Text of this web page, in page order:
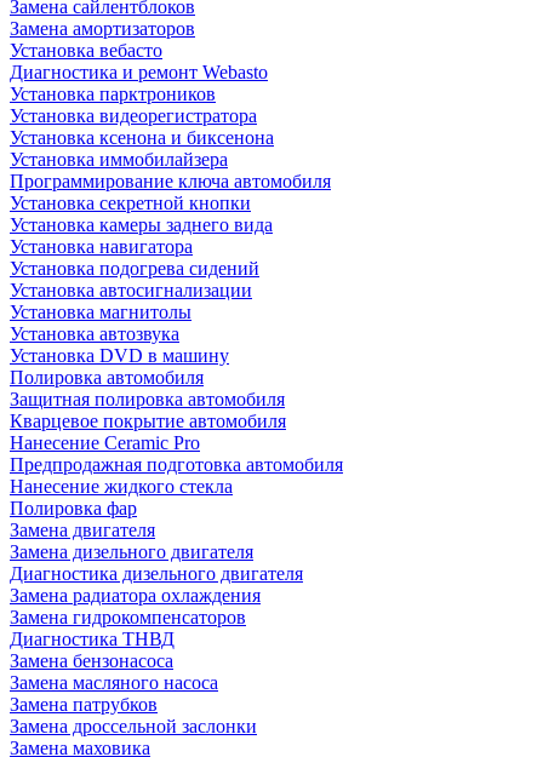
Замена сайлентблоков
Замена амортизаторов
Установка вебасто
Диагностика и ремонт Webasto
Установка парктроников
Установка видеорегистратора
Установка ксенона и биксенона
Установка иммобилайзера
Программирование ключа автомобиля
Установка секретной кнопки
Установка камеры заднего вида
Установка навигатора
Установка подогрева сидений
Установка автосигнализации
Установка магнитолы
Установка автозвука
Установка DVD в машину
Полировка автомобиля
Защитная полировка автомобиля
Кварцевое покрытие автомобиля
Нанесение Ceramic Pro
Предпродажная подготовка автомобиля
Нанесение жидкого стекла
Полировка фар
Замена двигателя
Замена дизельного двигателя
Диагностика дизельного двигателя
Замена радиатора охлаждения
Замена гидрокомпенсаторов
Диагностика ТНВД
Замена бензонасоса
Замена масляного насоса
Замена патрубков
Замена дроссельной заслонки
Замена маховика